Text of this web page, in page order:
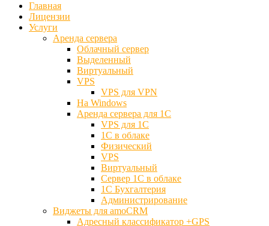
Главная
Лицензии
Услуги
Аренда сервера
Облачный сервер
Выделенный
Виртуальный
VPS
VPS для VPN
На Windows
Аренда сервера для 1С
VPS для 1С
1С в облаке
Физический
VPS
Виртуальный
Сервер 1С в облаке
1С Бухгалтерия
Администрирование
Виджеты для amoCRM
Адресный классификатор +GPS